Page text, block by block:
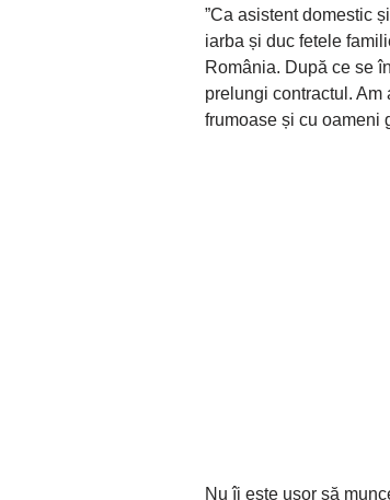
”Ca asistent domestic
iarba și duc fetele
România. După ce se
prelungi contractul. Am
frumoase și cu oameni
Nu îi este ușor să